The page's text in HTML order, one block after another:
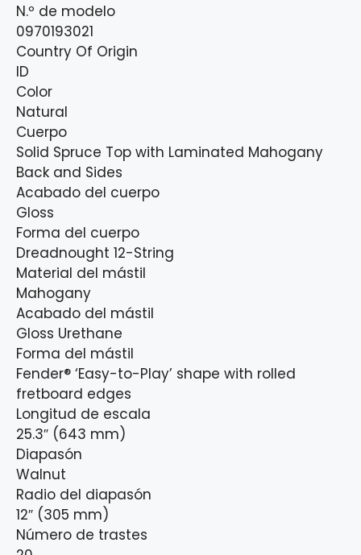
N.º de modelo
0970193021
Country Of Origin
ID
Color
Natural
Cuerpo
Solid Spruce Top with Laminated Mahogany
Back and Sides
Acabado del cuerpo
Gloss
Forma del cuerpo
Dreadnought 12-String
Material del mástil
Mahogany
Acabado del mástil
Gloss Urethane
Forma del mástil
Fender® ‘Easy-to-Play’ shape with rolled
fretboard edges
Longitud de escala
25.3″ (643 mm)
Diapasón
Walnut
Radio del diapasón
12″ (305 mm)
Número de trastes